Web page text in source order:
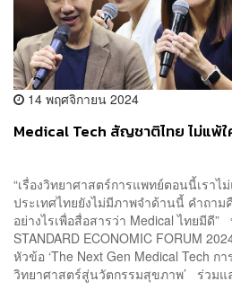
14 พฤศจิกายน 2024
Medical Tech สัญชาติไทย ไม่แพ้ใ
“เรื่องวิทยาศาสตร์การแพทย์ตอนนี้เราไ
ประเทศไทยยังไม่มีภาพจำด้านนี้ คำถาม
อย่างไรเพื่อสื่อสารว่า Medical ไทยมีดี”
STANDARD ECONOMIC FORUM
หัวข้อ ‘The Next Gen Medical Tech ก
วิทยาศาสตร์สู่นวัตกรรมสุขภาพ’ ร่วมแ